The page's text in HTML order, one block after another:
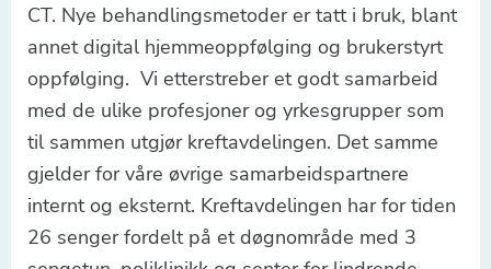
CT. Nye behandlingsmetoder er tatt i bruk, blant
annet digital hjemmeoppfølging og brukerstyrt
oppfølging. Vi etterstreber et godt samarbeid
med de ulike profesjoner og yrkesgrupper som
til sammen utgjør kreftavdelingen. Det samme
gjelder for våre øvrige samarbeidspartnere
internt og eksternt. Kreftavdelingen har for tiden
26 senger fordelt på et døgnområde med 3